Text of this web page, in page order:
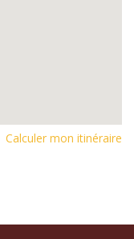
Calculer mon itinéraire